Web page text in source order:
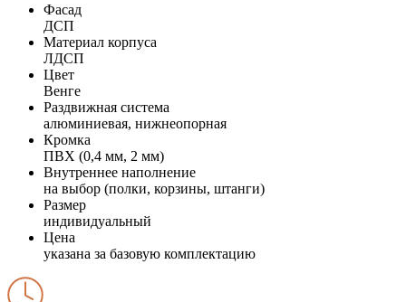
Фасад
ДСП
Материал корпуса
ЛДСП
Цвет
Венге
Раздвижная система
алюминиевая, нижнеопорная
Кромка
ПВХ (0,4 мм, 2 мм)
Внутреннее наполнение
на выбор (полки, корзины, штанги)
Размер
индивидуальный
Цена
указана за базовую комплектацию